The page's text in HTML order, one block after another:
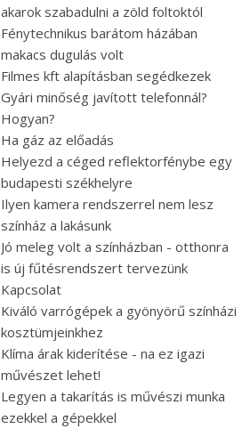
akarok szabadulni a zöld foltoktól
Fénytechnikus barátom házában
makacs dugulás volt
Filmes kft alapításban segédkezek
Gyári minőség javított telefonnál?
Hogyan?
Ha gáz az előadás
Helyezd a céged reflektorfénybe egy
budapesti székhelyre
Ilyen kamera rendszerrel nem lesz
színház a lakásunk
Jó meleg volt a színházban - otthonra
is új fűtésrendszert tervezünk
Kapcsolat
Kiváló varrógépek a gyönyörű színházi
kosztümjeinkhez
Klíma árak kiderítése - na ez igazi
művészet lehet!
Legyen a takarítás is művészi munka
ezekkel a gépekkel